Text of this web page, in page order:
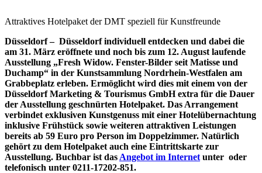
Attraktives Hotelpaket der DMT speziell für Kunstfreunde
Düsseldorf – Düsseldorf individuell entdecken und dabei die
am 31. März eröffnete und noch bis zum 12. August laufende
Ausstellung „Fresh Widow. Fenster-Bilder seit Matisse und
Duchamp“ in der Kunstsammlung Nordrhein-Westfalen am
Grabbeplatz erleben. Ermöglicht wird dies mit einem von der
Düsseldorf Marketing & Tourismus GmbH extra für die Dauer
der Ausstellung geschnürten Hotelpaket. Das Arrangement
verbindet exklusiven Kunstgenuss mit einer Hotelübernachtung
inklusive Frühstück sowie weiteren attraktiven Leistungen
bereits ab 59 Euro pro Person im Doppelzimmer. Natürlich
gehört zu dem Hotelpaket auch eine Eintrittskarte zur
Ausstellung. Buchbar ist das Angebot im Internet unter oder
telefonisch unter 0211-17202-851.